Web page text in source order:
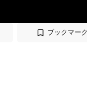
ブックマーク